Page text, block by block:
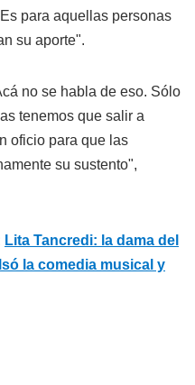
Es para aquellas personas
su aporte".
no se habla de eso. Sólo
tenemos que salir a
oficio para que las
su sustento",
Lita Tancredi: la dama del
la comedia musical y